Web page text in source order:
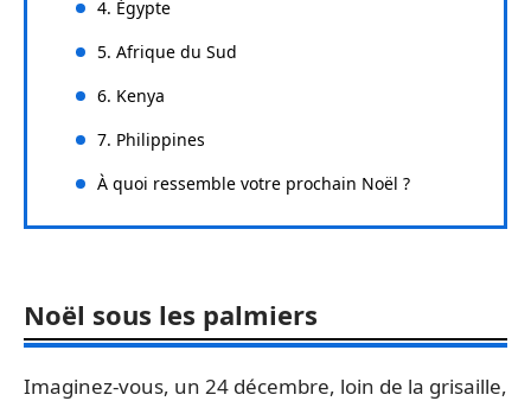
4. Égypte
5. Afrique du Sud
6. Kenya
7. Philippines
À quoi ressemble votre prochain Noël ?
Noël sous les palmiers
Imaginez-vous, un 24 décembre, loin de la grisaille,